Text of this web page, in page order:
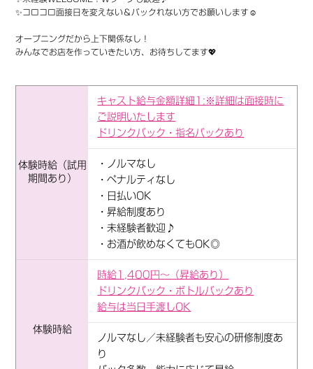
✨コロコロ面接日を変えない＆バックれない方でお願いします☺️
オープニングだから上下関係なし！
みんなでお店を作っていきたい方、お待ちしてます💖
体験時給（試用
期間あり）
キャスト給与金額詳細1:※詳細は面接時に
ご説明いたします
ドリンクバック・指名バックあり
・ノルマなし
・ペナルティなし
・日払いOK
・昇給制度あり
・未経験者歓迎♪
・お酒が飲めなくてもOK◎
体験時給
時給1,400円～（昇給あり）
ドリンクバック・ボトルバックあり
給与は当日手渡しOK
ノルマなし／未経験者も安心の研修制度あ
り